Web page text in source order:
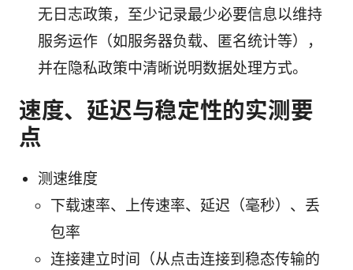
无日志政策，至少记录最少必要信息以维持
服务运作（如服务器负载、匿名统计等），
并在隐私政策中清晰说明数据处理方式。
速度、延迟与稳定性的实测要
点
测速维度
下载速率、上传速率、延迟（毫秒）、丢
包率
连接建立时间（从点击连接到稳态传输的